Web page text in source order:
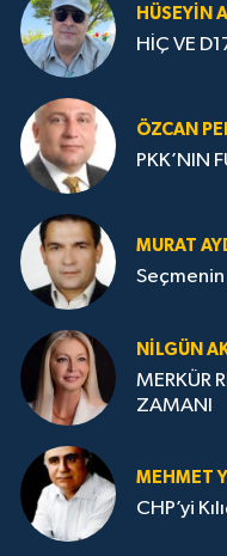
HÜSEYIN
HİÇ VE
ÖZCAN
PKK’NIN
MURAT
Seçmenin
NILGÜN
MERKÜR
ZAMANI
MEHMET
CHP’yi